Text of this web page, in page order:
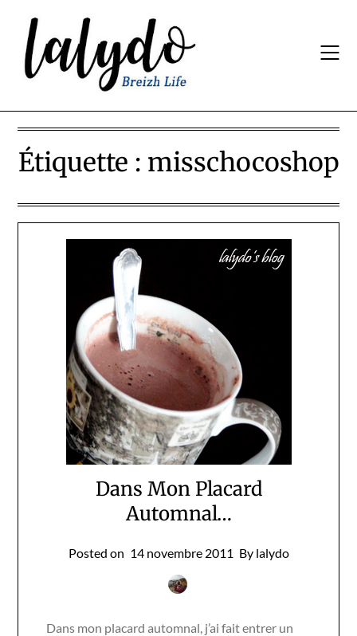
content
Étiquette : misschocoshop
Dans Mon Placard
Automnal…
Posted on 14 novembre 2011 By lalydo
Dans mon placard automnal, j’ai fait entrer un